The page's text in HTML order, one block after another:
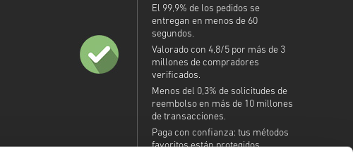
El 99,9% de los pedidos se
entregan en menos de 60
segundos.
Valorado con 4,8/5 por más de 3
millones de compradores
verificados.
Menos del 0,3% de solicitudes de
reembolso en más de 10 millones
de transacciones.
Paga con confianza: tus métodos
favoritos están protegidos.